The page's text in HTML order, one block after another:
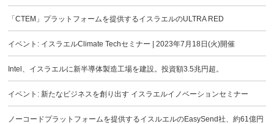
「CTEM」プラットフォームを提供するイスラエルのULTRA RED
イベント: イスラエルClimate Techセミナー | 2023年7月18日(火)開催
Intel、イスラエルに新半導体製造工場を建設。投資額3.5兆円超。
イベント: 新たなビジネスを創り出す イスラエルイノベーションセミナー
ノーコードプラットフォームを提供するイスルエルのEasySend社、約61億円